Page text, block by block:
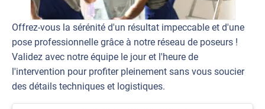
Offrez-vous la sérénité d'un résultat impeccable et d'une
pose professionnelle grâce à notre réseau de poseurs !
Validez avec notre équipe le jour et l'heure de
l'intervention pour profiter pleinement sans vous soucier
des détails techniques et logistiques.